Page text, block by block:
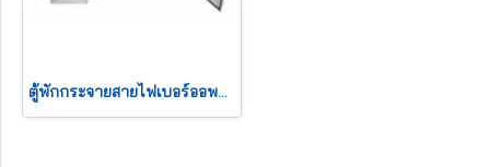
ตู้พักกระจายสายไฟเบอร์ออพติกอลูมิเนียมแบบแขวนเสาขนาด 720F